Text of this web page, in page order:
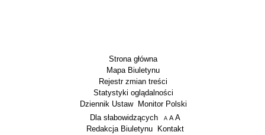
Strona główna
Mapa Biuletynu
Rejestr zmian treści
Statystyki oglądalności
Dziennik Ustaw
Monitor Polski
Menu dodatkowe
Dla słabowidzących A pomniejsz czcionkę
A standardowy rozmiar czcionki
A
Redakcja Biuletynu
Kontakt